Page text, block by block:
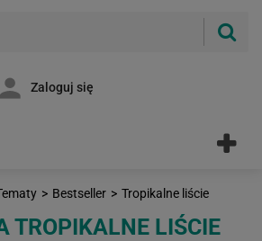
Zaloguj się
> Bestseller > Tropikalne liście
TROPIKALNE LIŚCIE